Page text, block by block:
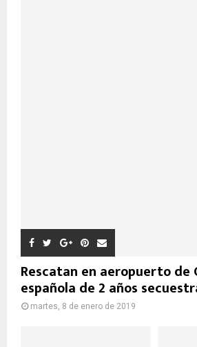
Rescatan en aeropuerto de
española de 2 años
martes, 8 de enero de 2019